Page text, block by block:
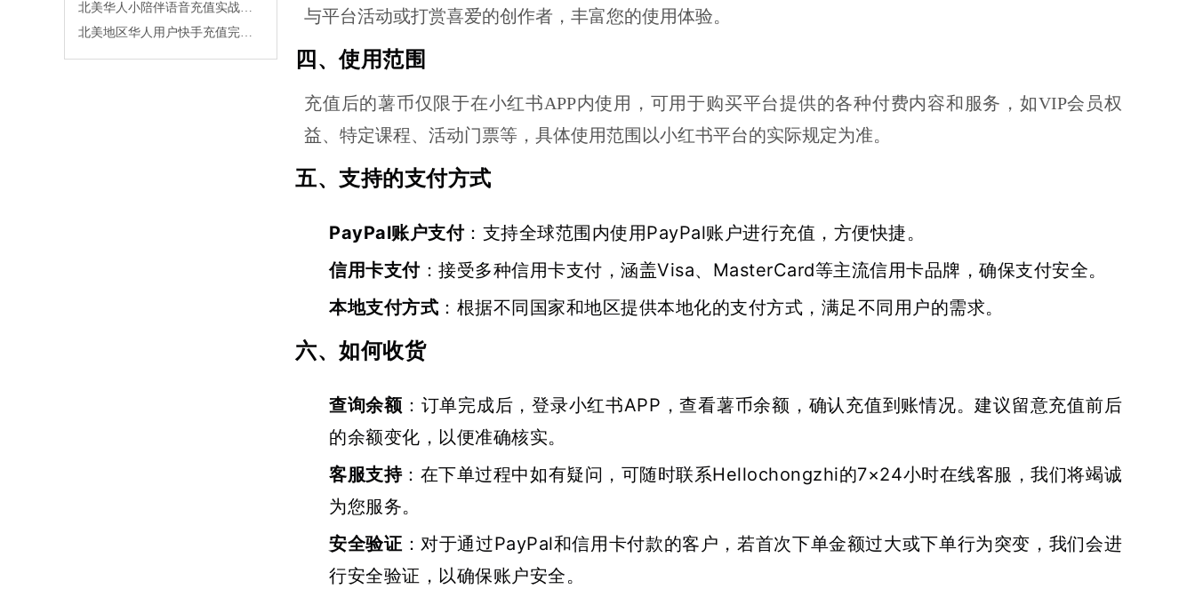
北美华人小陪伴语音充值实战手册：破解信用卡锁区与汇率陷阱的全流程指南
北美地区华人用户快手充值完整攻略：无卡支付秒到账方法详细解析与实操避坑指南
与平台活动或打赏喜爱的创作者，丰富您的使用体验。
四、使用范围
充值后的薯币仅限于在小红书APP内使用，可用于购买平台提供的各种付费内容和服务，如VIP会员权
益、特定课程、活动门票等，具体使用范围以小红书平台的实际规定为准。
五、支持的支付方式
PayPal账户支付：支持全球范围内使用PayPal账户进行充值，方便快捷。
信用卡支付：接受多种信用卡支付，涵盖Visa、MasterCard等主流信用卡品牌，确保支付安全。
本地支付方式 ：根据不同国家和地区提供本地化的支付方式，满足不同用户的需求。
六、如何收货
查询余额 ：订单完成后，登录小红书APP，查看薯币余额，确认充值到账情况。建议留意充值前后
的余额变化，以便准确核实。
客服支持：在下单过程中如有疑问，可随时联系Hellochongzhi的7×24小时在线客服，我们将竭诚
为您服务。
安全验证 ：对于通过PayPal和信用卡付款的客户，若首次下单金额过大或下单行为突变，我们会进
行安全验证，以确保账户安全。